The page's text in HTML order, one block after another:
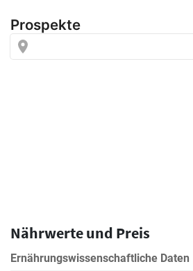
Nährwerte und Preis
Ernährungswissenschaftliche Daten